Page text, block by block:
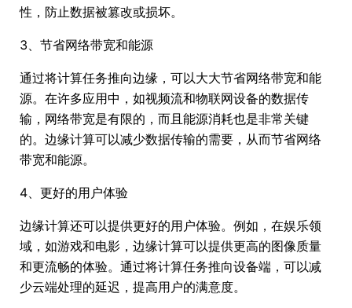
性，防止数据被篡改或损坏。
3、节省网络带宽和能源
通过将计算任务推向边缘，可以大大节省网络带宽和能
源。在许多应用中，如视频流和物联网设备的数据传
输，网络带宽是有限的，而且能源消耗也是非常关键
的。边缘计算可以减少数据传输的需要，从而节省网络
带宽和能源。
4、更好的用户体验
边缘计算还可以提供更好的用户体验。例如，在娱乐领
域，如游戏和电影，边缘计算可以提供更高的图像质量
和更流畅的体验。通过将计算任务推向设备端，可以减
少云端处理的延迟，提高用户的满意度。